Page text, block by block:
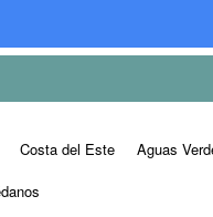
Costa del Este Aguas